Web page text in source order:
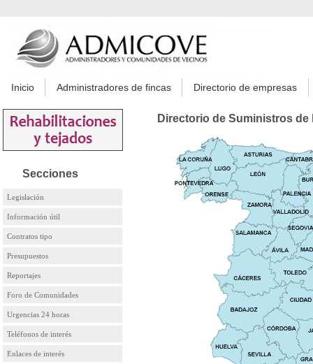
Inicio Administradores de fincas Directorio de empresas
Secciones
Legislación
Información útil
Contratos tipo
Presupuestos
Reportajes
Foro de Comunidades
Urgencias 24 horas
Teléfonos de interés
Enlaces de interés
Directorio de Suministros de